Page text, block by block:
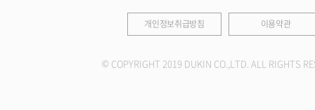
개인정보취급방침 이용약관
© COPYRIGHT 2019 DUKIN CO.,LTD. ALL RIGHTS